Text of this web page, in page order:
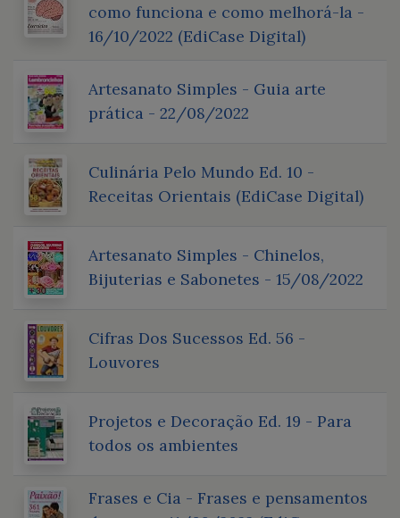
como funciona e como melhorá-la -
16/10/2022 (EdiCase Digital)
Artesanato Simples - Guia arte
prática - 22/08/2022
Culinária Pelo Mundo Ed. 10 -
Receitas Orientais (EdiCase Digital)
Artesanato Simples - Chinelos,
Bijuterias e Sabonetes - 15/08/2022
Cifras Dos Sucessos Ed. 56 -
Louvores
Projetos e Decoração Ed. 19 - Para
todos os ambientes
Frases e Cia - Frases e pensamentos